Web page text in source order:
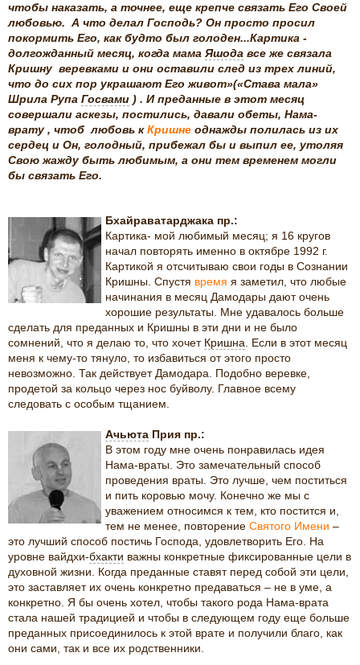
чтобы наказать, а точнее, еще крепче связать Его Своей
любовью. А что делал Господь? Он просто просил
покормить Его, как будто был голоден...Картика -
долгожданный месяц, когда мама Яшода все же связала
Кришну веревками и они оставили след из трех линий,
что до сих пор украшают Его живот»(«Става мала»
Шрила Рупа Госвами ) . И преданные в этот месяц
совершали аскезы, постились, давали обеты, Нама-
врату , чтоб любовь кКришне однажды полилась из их
сердец и Он, голодный, прибежал бы и выпил ее, утоляя
Свою жажду быть любимым, а они тем временем могли
бы связать Его.
Бхайраватарджака пр.:
Картика- мой любимый месяц; я 16 кругов
начал повторять именно в октябре 1992 г.
Картикой я отсчитываю свои годы в Сознании
Кришны. Спустя время я заметил, что любые
начинания в месяц Дамодары дают очень
хорошие результаты. Мне удавалось больше
сделать для преданных и Кришны в эти дни и не было
сомнений, что я делаю то, что хочет Кришна . Если в этот месяц
меня к чему-то тянуло, то избавиться от этого просто
невозможно. Так действует Дамодара. Подобно веревке,
продетой за кольцо через нос буйволу. Главное всему
следовать с особым тщанием.
Ачьюта Прия пр.:
В этом году мне очень понравилась идея
Нама-враты. Это замечательный способ
проведения враты. Это лучше, чем поститься
и пить коровью мочу. Конечно же мы с
уважением относимся к тем, кто постится и,
тем не менее, повторение Святого Имени –
это лучший способ постичь Господа, удовлетворить Его. На
уровне вайдхи-бхакти важны конкретные фиксированные цели в
духовной жизни. Когда преданные ставят перед собой эти цели,
это заставляет их очень конкретно предаваться – не в уме, а
конкретно. Я бы очень хотел, чтобы такого рода Нама-врата
стала нашей традицией и чтобы в следующем году еще больше
преданных присоединилось к этой врате и получили благо, как
они сами, так и все их родственники.